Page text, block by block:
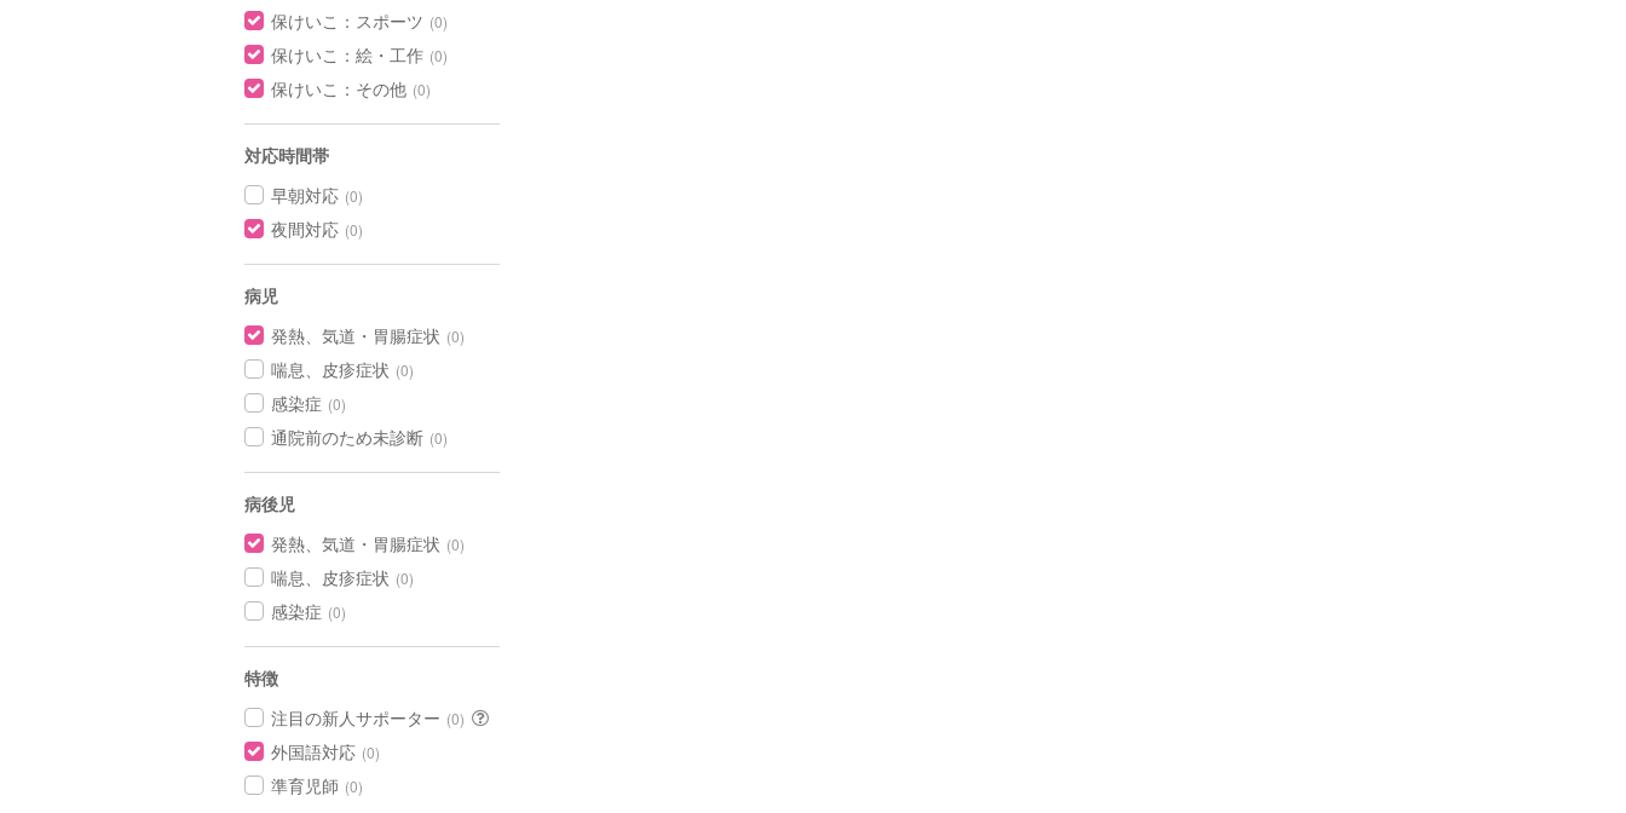
保けいこ：スポーツ (0)
保けいこ：絵・工作 (0)
保けいこ：その他 (0)
対応時間帯
早朝対応 (0)
夜間対応 (0)
病児
発熱、気道・胃腸症状 (0)
喘息、皮疹症状 (0)
感染症 (0)
通院前のため未診断 (0)
病後児
発熱、気道・胃腸症状 (0)
喘息、皮疹症状 (0)
感染症 (0)
特徴
注目の新人サポーター (0)
外国語対応 (0)
準育児師 (0)